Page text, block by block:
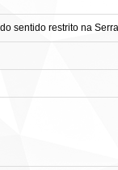
sentido restrito na